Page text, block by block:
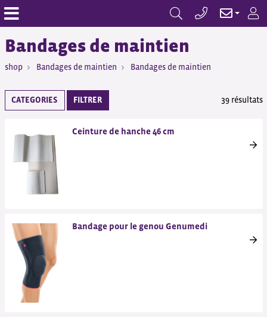
Bandages de maintien
shop Bandages de maintien Bandages de maintien
CATEGORIES FILTRER 39 résultats
Ceinture de hanche 46 cm
Bandage pour le genou Genumedi